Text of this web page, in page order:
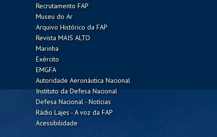
Recrutamento FAP
Museu do Ar
Arquivo Histórico da FAP
Revista MAIS ALTO
Marinha
Exército
EMGFA
Autoridade Aeronáutica Nacional
Instituto da Defesa Nacional
Defesa Nacional - Notícias
Rádio Lajes - A voz da FAP
Acessibilidade